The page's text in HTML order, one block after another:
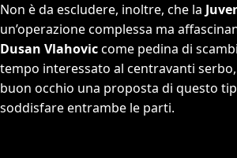
Non è da escludere, inoltre, che la
un’operazione complessa ma
Dusan Vlahoviccome pedina di
tempo interessato al centravanti
buon occhio una proposta di questo
soddisfare entrambe le parti.